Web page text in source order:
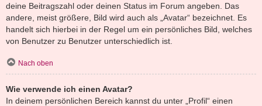
deine Beitragszahl oder deinen Status im Forum angeben. Das
andere, meist größere, Bild wird auch als „Avatar“ bezeichnet. Es
handelt sich hierbei in der Regel um ein persönliches Bild, welches
von Benutzer zu Benutzer unterschiedlich ist.
Nach oben
Wie verwende ich einen Avatar?
In deinem persönlichen Bereich kannst du unter „Profil“ einen